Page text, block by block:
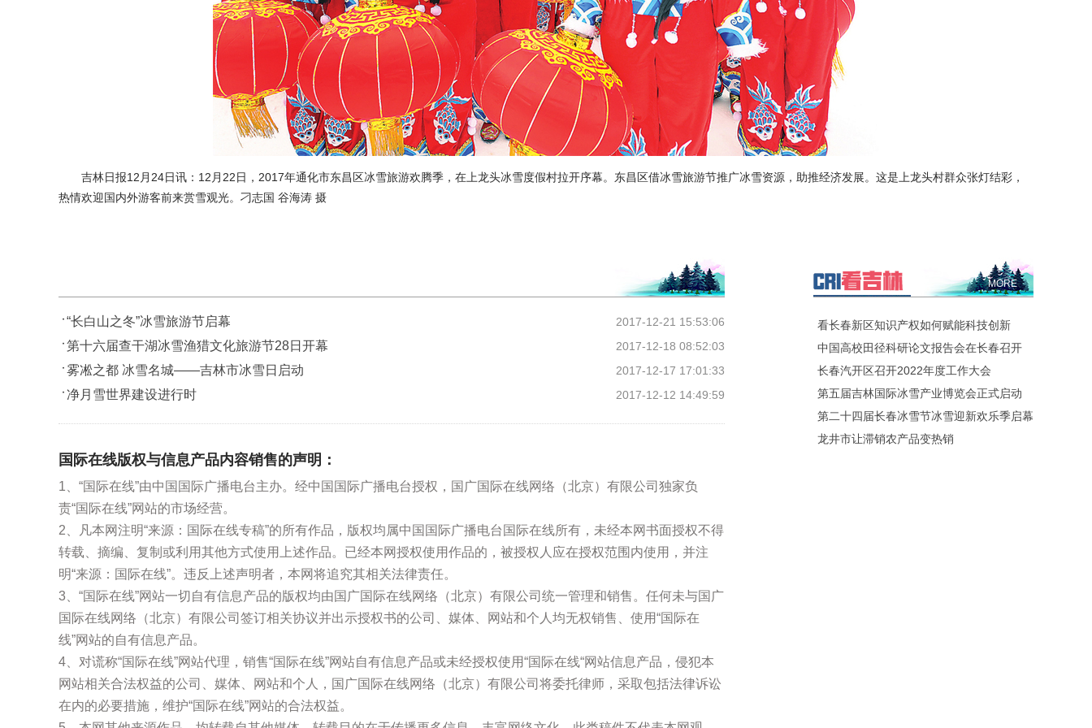
吉林日报12月24日讯：12月22日，2017年通化市东昌区冰雪旅游欢腾季，在上龙头冰雪度假村拉开序幕。东昌区借冰雪旅游节推广冰雪资源，助推经济发展。这是上龙头村群众张灯结彩，
热情欢迎国内外游客前来赏雪观光。刁志国 谷海涛 摄
2017-12-21 15:53:06
“长白山之冬”冰雪旅游节启幕
2017-12-18 08:52:03
第十六届查干湖冰雪渔猎文化旅游节28日开幕
2017-12-17 17:01:33
雾凇之都 冰雪名城——吉林市冰雪日启动
2017-12-12 14:49:59
净月雪世界建设进行时
国际在线版权与信息产品内容销售的声明：
1、“国际在线”由中国国际广播电台主办。经中国国际广播电台授权，国广国际在线网络（北京）有限公司独家负
责“国际在线”网站的市场经营。
2、凡本网注明“来源：国际在线专稿”的所有作品，版权均属中国国际广播电台国际在线所有，未经本网书面授权不得
转载、摘编、复制或利用其他方式使用上述作品。已经本网授权使用作品的，被授权人应在授权范围内使用，并注
明“来源：国际在线”。违反上述声明者，本网将追究其相关法律责任。
3、“国际在线”网站一切自有信息产品的版权均由国广国际在线网络（北京）有限公司统一管理和销售。任何未与国广
国际在线网络（北京）有限公司签订相关协议并出示授权书的公司、媒体、网站和个人均无权销售、使用“国际在
线”网站的自有信息产品。
4、对谎称“国际在线”网站代理，销售“国际在线”网站自有信息产品或未经授权使用“国际在线“网站信息产品，侵犯本
网站相关合法权益的公司、媒体、网站和个人，国广国际在线网络（北京）有限公司将委托律师，采取包括法律诉讼
在内的必要措施，维护“国际在线”网站的合法权益。
MORE
看长春新区知识产权如何赋能科技创新
中国高校田径科研论文报告会在长春召开
长春汽开区召开2022年度工作大会
第五届吉林国际冰雪产业博览会正式启动
第二十四届长春冰雪节冰雪迎新欢乐季启幕
龙井市让滞销农产品变热销